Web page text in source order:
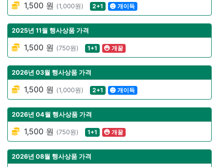
1,500 원 (1,000원) 2+1 개이득
2025년 11월 행사상품 가격
1,500 원 (750원) 1+1 개꿀
2026년 03월 행사상품 가격
1,500 원 (1,000원) 2+1 개이득
2026년 04월 행사상품 가격
1,500 원 (750원) 1+1 개꿀
2026년 08월 행사상품 가격